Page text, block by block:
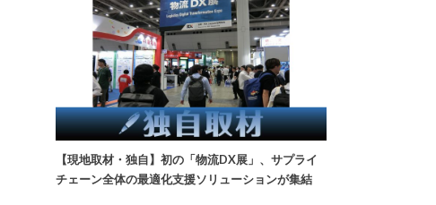
【現地取材・独自】初の「物流DX展」、サプライ
チェーン全体の最適化支援ソリューションが集結